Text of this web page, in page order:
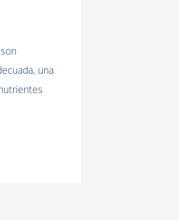
una